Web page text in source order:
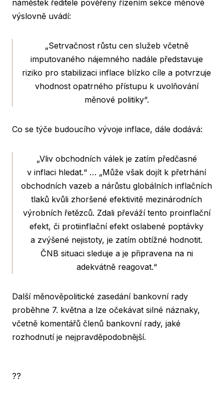
náměstek ředitele pověřený řízením sekce měnové
výslovně uvádí:
„Setrvačnost růstu cen služeb včetně
imputovaného nájemného nadále představuje
riziko pro stabilizaci inflace blízko cíle a potvrzuje
vhodnost opatrného přístupu k uvolňování
měnové politiky“.
Co se týče budoucího vývoje inflace, dále dodává:
„Vliv obchodních válek je zatím předčasné
v inflaci hledat.“ … „Může však dojít k přetrhání
obchodních vazeb a nárůstu globálních inflačních
tlaků kvůli zhoršené efektivitě mezinárodních
výrobních řetězců. Zdali převáží tento proinflační
efekt, či protiinflační efekt oslabené poptávky
a zvýšené nejistoty, je zatím obtížné hodnotit.
ČNB situaci sleduje a je připravena na ni
adekvátně reagovat.“
Další měnověpolitické zasedání bankovní rady
proběhne 7. května a lze očekávat silné náznaky,
včetně komentářů členů bankovní rady, jaké
rozhodnutí je nejpravděpodobnější.
??